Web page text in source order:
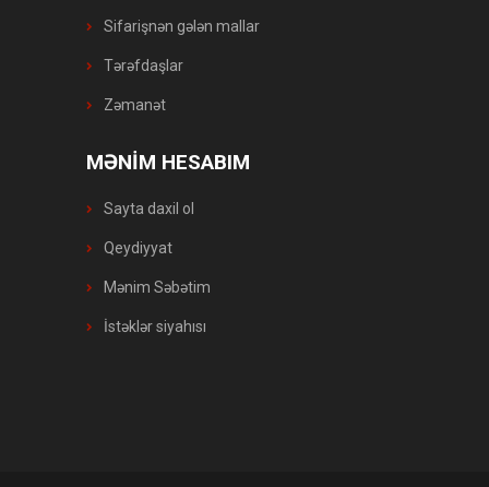
Sifarişnən gələn mallar
Tərəfdaşlar
Zəmanət
MƏNİM HESABIM
Sayta daxil ol
Qeydiyyat
Mənim Səbətim
İstəklər siyahısı